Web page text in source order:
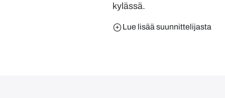
kylässä.
Lue lisää suunnittelijasta